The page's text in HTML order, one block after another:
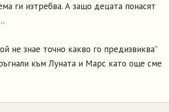
ги изтребва. А защо децата понасят
не знае точно какво го предизвиква”
към Луната и Марс като още сме